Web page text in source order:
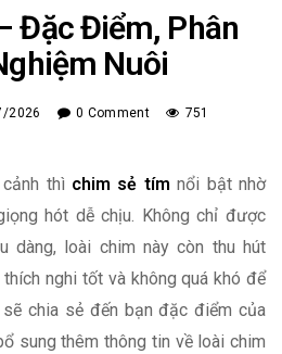
Đặc Điểm, Phân
Nuôi
2026 0 Comment 751
thì chim sẻ tím nổi bật nhờ
hót dễ chịu. Không chỉ được
dàng, loài chim này còn thu hút
nghi tốt và không quá khó để
chia sẻ đến bạn đặc điểm của
sung thêm thông tin về loài chim